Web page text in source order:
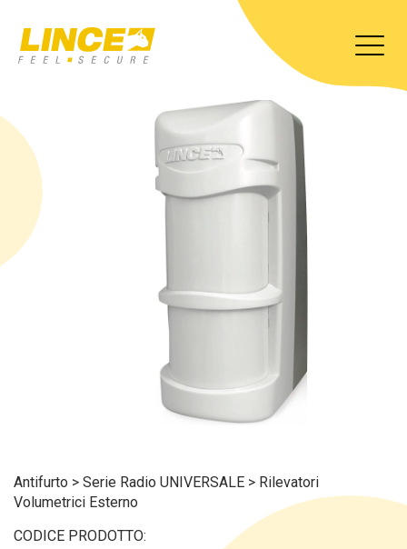
Antifurto > Serie Radio UNIVERSALE > Rilevatori
Volumetrici Esterno
CODICE PRODOTTO: